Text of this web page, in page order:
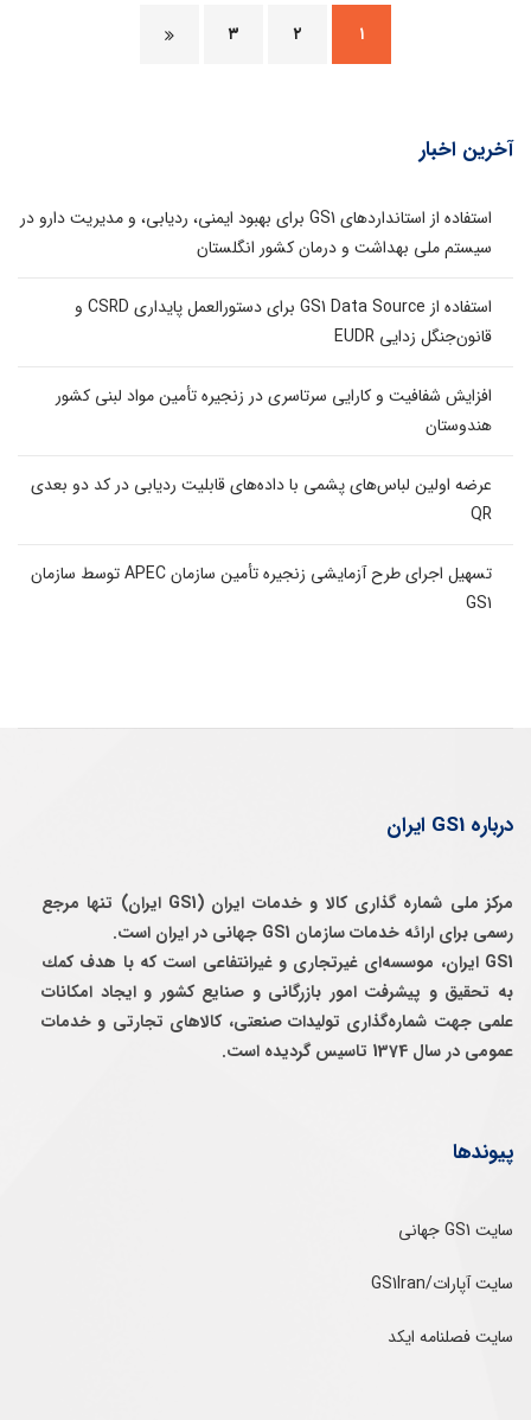
۱ ۲ ۳
آخرین اخبار
استفاده از استانداردهای GS1 برای بهبود ایمنی، ردیابی، و مدیریت دارو در
سیستم ملی بهداشت و درمان کشور انگلستان
استفاده از GS1 Data Source برای دستورالعمل پایداری CSRD و
قانون‌جنگل زدایی EUDR
افزایش شفافیت و کارایی سرتاسری در زنجیره تأمین مواد لبنی کشور
هندوستان
عرضه اولین لباس‌های پشمی با داده‌های قابلیت ردیابی در کد دو بعدی
QR
تسهیل اجرای طرح آزمایشی زنجیره تأمین سازمان APEC توسط سازمان
GS1
درباره GS1 ایران
مرکز ملی شماره گذاری کالا و خدمات ایران (GS1 ایران) تنها مرجع
رسمی برای ارائه خدمات سازمان GS1 جهانی در ایران است.
GS1 ایران، موسسه‌ای غيرتجاری و غيرانتفاعی است كه با هدف كمك
به تحقيق و پيشرفت امور بازرگانی و صنايع كشور و ايجاد امكانات
علمی جهت شماره‌گذاری توليدات صنعتی، كالاهای تجارتی و خدمات
عمومی در سال 1374 تاسيس گرديده است.
پیوندها
سایت GS1 جهانی
سایت آپارات/GS1Iran
سایت فصلنامه ایکد